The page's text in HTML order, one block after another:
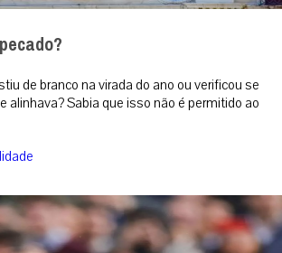
de branco na virada do ano ou verificou se
alinhava? Sabia que isso não é permitido ao